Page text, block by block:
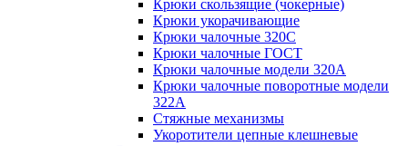
Крюки скользящие (чокерные)
Крюки укорачивающие
Крюки чалочные 320C
Крюки чалочные ГОСТ
Крюки чалочные модели 320А
Крюки чалочные поворотные модели
322А
Стяжные механизмы
Укоротители цепные клешневые